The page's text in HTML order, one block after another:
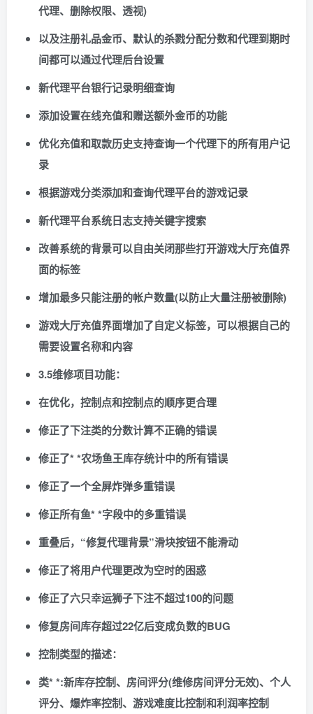
代理、删除权限、透视)
以及注册礼品金币、默认的杀戮分配分数和代理到期时
间都可以通过代理后台设置
新代理平台银行记录明细查询
添加设置在线充值和赠送额外金币的功能
优化充值和取款历史支持查询一个代理下的所有用户记
录
根据游戏分类添加和查询代理平台的游戏记录
新代理平台系统日志支持关键字搜索
改善系统的背景可以自由关闭那些打开游戏大厅充值界
面的标签
增加最多只能注册的帐户数量(以防止大量注册被删除)
游戏大厅充值界面增加了自定义标签，可以根据自己的
需要设置名称和内容
3.5维修项目功能：
在优化，控制点和控制点的顺序更合理
修正了下注类的分数计算不正确的错误
修正了* *农场鱼王库存统计中的所有错误
修正了一个全屏炸弹多重错误
修正所有鱼* *字段中的多重错误
重叠后，“修复代理背景”滑块按钮不能滑动
修正了将用户代理更改为空时的困惑
修正了六只幸运狮子下注不超过100的问题
修复房间库存超过22亿后变成负数的BUG
控制类型的描述：
类* *:新库存控制、房间评分(维修房间评分无效)、个人
评分、爆炸率控制、游戏难度比控制和利润率控制